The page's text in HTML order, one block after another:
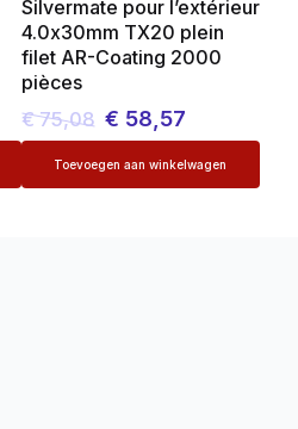
Silvermate pour l’extérieur
4.0x30mm TX20 plein
filet AR-Coating 2000
pièces
€75,08
Le
prix
€ 58,57
Le
prix